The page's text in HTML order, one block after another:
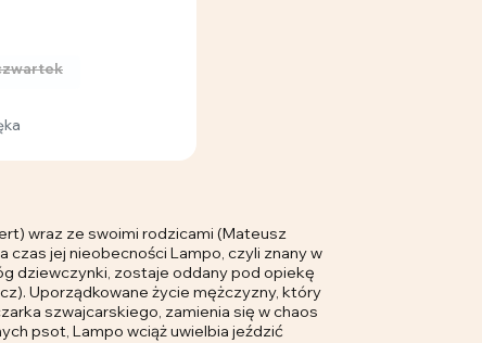
wraz ze swoimi rodzicami (Mateusz
czas jej nieobecności Lampo, czyli znany w
dziewczynki, zostaje oddany pod opiekę
Uporządkowane życie mężczyzny, który
szwajcarskiego, zamienia się w chaos
psot, Lampo wciąż uwielbia jeździć